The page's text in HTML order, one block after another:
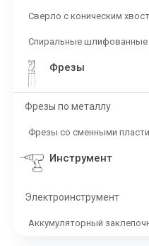
Сверло с коническим
Спиральные шлифованные
Фрезы
Фрезы по металлу
Фрезы со сменными
Инструмент
Электроинструмент
Аккумуляторный